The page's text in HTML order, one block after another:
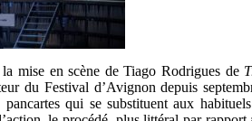
mise en scène de Tiago Rodrigues de
du Festival d’Avignon depuis
qui se substituent aux